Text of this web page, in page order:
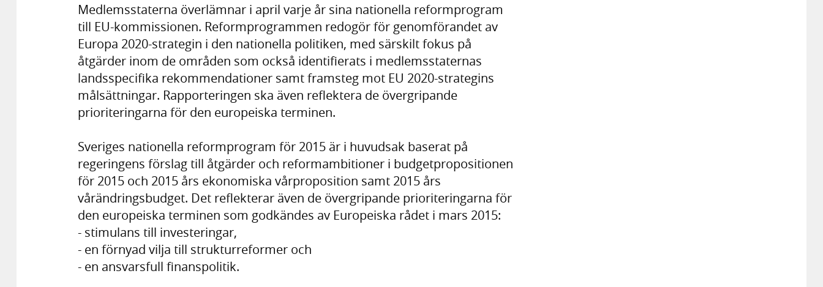
Medlemsstaterna överlämnar i april varje år sina nationella reformprogram
till EU-kommissionen. Reformprogrammen redogör för genomförandet av
Europa 2020-strategin i den nationella politiken, med särskilt fokus på
åtgärder inom de områden som också identifierats i medlemsstaternas
landsspecifika rekommendationer samt framsteg mot EU 2020-strategins
målsättningar. Rapporteringen ska även reflektera de övergripande
prioriteringarna för den europeiska terminen.
Sveriges nationella reformprogram för 2015 är i huvudsak baserat på
regeringens förslag till åtgärder och reformambitioner i budgetpropositionen
för 2015 och 2015 års ekonomiska vårproposition samt 2015 års
vårändringsbudget. Det reflekterar även de övergripande prioriteringarna för
den europeiska terminen som godkändes av Europeiska rådet i mars 2015:
- stimulans till investeringar,
- en förnyad vilja till strukturreformer och
- en ansvarsfull finanspolitik.